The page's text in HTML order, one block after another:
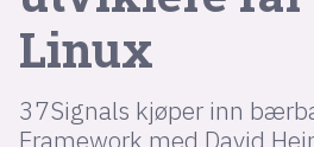
Linux
37Signals kjøper inn
Framework med David
utdanning
devops
IoT